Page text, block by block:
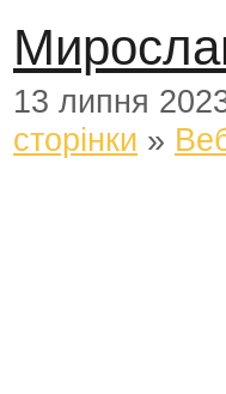
13 липня
сторінки »